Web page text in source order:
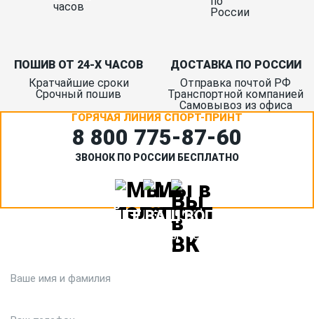
ПОШИВ ОТ 24-Х ЧАСОВ
Кратчайшие сроки
Срочный пошив
ДОСТАВКА ПО РОССИИ
Отправка почтой РФ
Транспортной компанией
Самовывоз из офиса
ГОРЯЧАЯ ЛИНИЯ СПОРТ-ПРИНТ
8 800 775‑87-60
ЗВОНОК ПО РОССИИ БЕСПЛАТНО
ЗАДАЙТЕ ВАШ ВОПРОС
Или кратко опишите ситуацию. Мы очень быстро свяжемся с
вами :)